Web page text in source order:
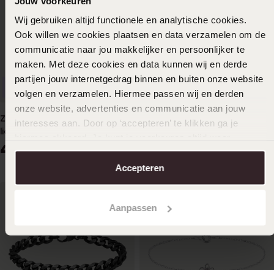
Wij gebruiken altijd functionele en analytische cookies.
Ook willen we cookies plaatsen en data verzamelen om de
communicatie naar jou makkelijker en persoonlijker te
maken. Met deze cookies en data kunnen wij en derde
partijen jouw internetgedrag binnen en buiten onze website
volgen en verzamelen. Hiermee passen wij en derden
onze website, advertenties en communicatie aan jouw
interesses aan. Door op ‘accepteren’ te klikken ga je
aanpassen. Lees er meer over in onscookiebeleid.
Accepteren
Aanpassen
Zilveren kinderarmband hart
licht roze zirkonia
44
Zilveren kinder
bedelarmband
39